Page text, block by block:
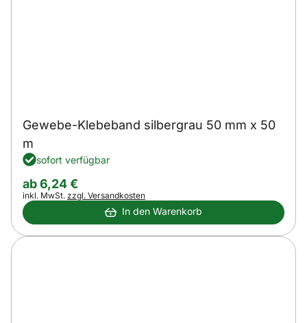
Gewebe-Klebeband silbergrau 50 mm x 50
m
sofort verfügbar
ab:
ab6,24€
Steuerhinweis:
inkl. MwSt. zzgl. Versandkosten
In den Warenkorb